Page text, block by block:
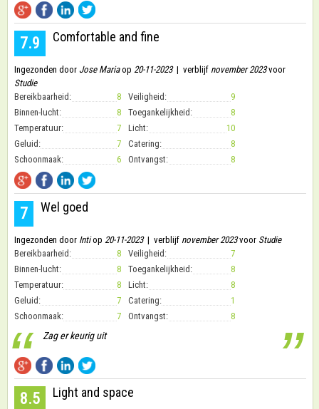
7.9 Comfortable and fine
Ingezonden door Jose Mariaop 20-11-2023| verblijf november 2023voor
Studie
Bereikbaarheid:
8 Veiligheid:
9
Binnen-lucht:
8 Toegankelijkheid:
8
Temperatuur:
7 Licht:
10
Geluid:
7 Catering:
8
Schoonmaak:
6 Ontvangst: 8
7 Wel goed
Ingezonden door Intiop 20-11-2023| verblijf november 2023voor Studie
Bereikbaarheid:
8 Veiligheid:
7
Binnen-lucht:
8 Toegankelijkheid:
8
Temperatuur:
8 Licht:
8
Geluid:
7 Catering:
1
Schoonmaak:
7 Ontvangst: 8
“ Zag er keurig uit ”
8.5 Light and space